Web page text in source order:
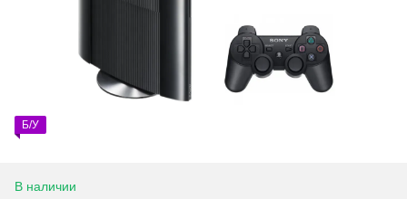
Б/У
В наличии